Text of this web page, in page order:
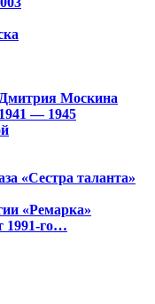
Дмитрия Москина
— 1945
«Сестра таланта»
«Ремарка»
1991-го…